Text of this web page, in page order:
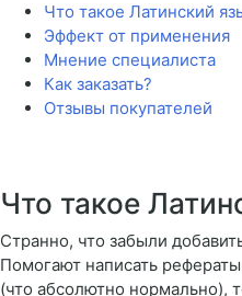
Что такое Латинский
Эффект от применения
Мнение специалиста
Как заказать?
Отзывы покупателей
Что такое
Странно, что забыли
Помогают написать
(что абсолютно нормально),